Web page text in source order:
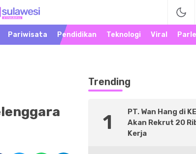
di
Pariwisata Pendidikan Teknologi Viral
Trending
1
PT. Wan Hang di
Akan Rekrut 20
Kerja